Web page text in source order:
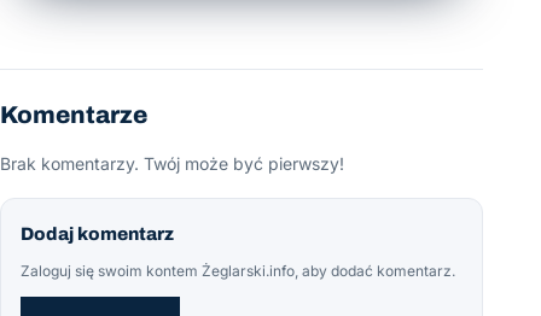
Komentarze
Brak komentarzy. Twój może być pierwszy!
Dodaj komentarz
Zaloguj się swoim kontem Żeglarski.info, aby dodać komentarz.